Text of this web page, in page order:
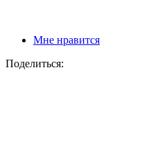
Мне нравится
Поделиться: